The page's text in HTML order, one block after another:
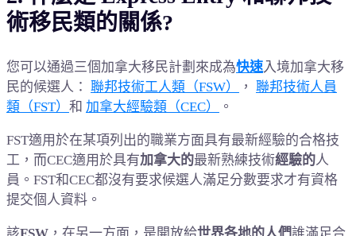
術移民類的關係?
您可以通過三個加拿大移民計劃來成為快速入境加拿大移
民的候選人 ： 聯邦技術工人類（FSW） ， 聯邦技術人員
類（FST） 和 加拿大經驗類（CEC） 。
FST適用於在某項列出的職業方面具有最新經驗的合格技
工，而CEC適用於具有加拿大的最新熟練技術經驗的人
員 。 FST和CEC都沒有要求候選人滿足分數要求才有資格
提交個人資料。
該FSW ，在另一方面，是開放給世界各地的人們誰滿足合